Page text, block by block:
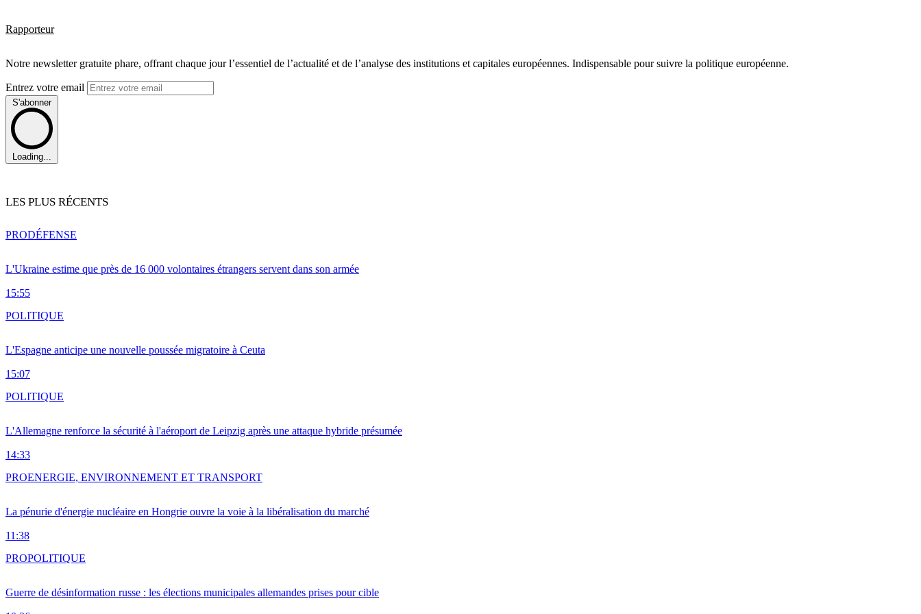
Rapporteur
Notre newsletter gratuite phare, offrant chaque jour l’essentiel de l’actualité et de l’analyse des institutions et capitales européennes. Indispensable pour suivre la politique européenne.
Entrez votre email
S'abonner
Loading...
LES PLUS RÉCENTS
L'Ukraine estime que près de 16 000 volontaires étrangers servent dans son armée
15:55
PRODÉFENSE
L'Espagne anticipe une nouvelle poussée migratoire à Ceuta
15:07
POLITIQUE
L'Allemagne renforce la sécurité à l'aéroport de Leipzig après une attaque hybride présumée
14:33
POLITIQUE
La pénurie d'énergie nucléaire en Hongrie ouvre la voie à la libéralisation du marché
11:38
PROENERGIE, ENVIRONNEMENT ET TRANSPORT
Guerre de désinformation russe : les élections municipales allemandes prises pour cible
PROPOLITIQUE